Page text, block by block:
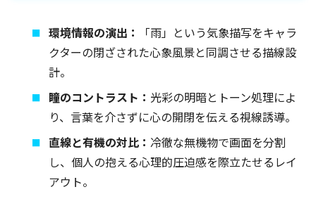
環境情報の演出：
「雨」という気象描写をキャラ
クターの閉ざされた心象風景と同調させる描線設
計。
瞳のコントラスト： 光彩の明暗とトーン処理によ
り、言葉を介さずに心の開閉を伝える視線誘導。
直線と有機の対比：冷徹な無機物で画面を分割
し、個人の抱える心理的圧迫感を際立たせるレイ
アウト。